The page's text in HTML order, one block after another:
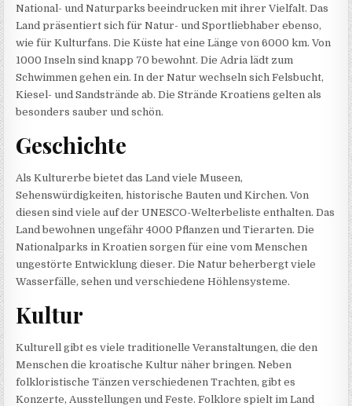
National- und Naturparks beeindrucken mit ihrer Vielfalt. Das
Land präsentiert sich für Natur- und Sportliebhaber ebenso,
wie für Kulturfans. Die Küste hat eine Länge von 6000 km. Von
1000 Inseln sind knapp 70 bewohnt. Die Adria lädt zum
Schwimmen gehen ein. In der Natur wechseln sich Felsbucht,
Kiesel- und Sandstrände ab. Die Strände Kroatiens gelten als
besonders sauber und schön.
Geschichte
Als Kulturerbe bietet das Land viele Museen,
Sehenswürdigkeiten, historische Bauten und Kirchen. Von
diesen sind viele auf der UNESCO-Welterbeliste enthalten. Das
Land bewohnen ungefähr 4000 Pflanzen und Tierarten. Die
Nationalparks in Kroatien sorgen für eine vom Menschen
ungestörte Entwicklung dieser. Die Natur beherbergt viele
Wasserfälle, sehen und verschiedene Höhlensysteme.
Kultur
Kulturell gibt es viele traditionelle Veranstaltungen, die den
Menschen die kroatische Kultur näher bringen. Neben
folkloristische Tänzen verschiedenen Trachten, gibt es
Konzerte, Ausstellungen und Feste. Folklore spielt im Land